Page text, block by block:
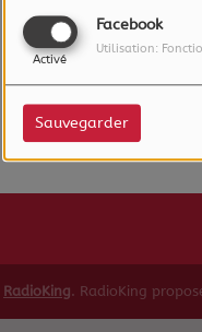
Facebook
Activé
Utilisation:
Sauvegarder
Oups,
Il semble
RadioKing. RadioKing